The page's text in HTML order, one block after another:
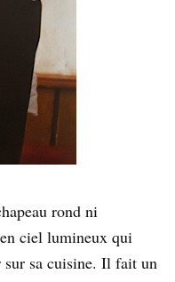
rond ni
ciel lumineux qui
sur sa cuisine. Il fait un